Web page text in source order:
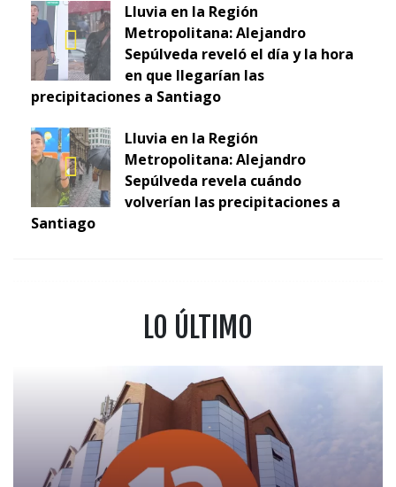
Lluvia en la Región
Metropolitana: Alejandro
Sepúlveda reveló el día y la hora
en que llegarían las
precipitaciones a Santiago
Lluvia en la Región
Metropolitana: Alejandro
Sepúlveda revela cuándo
volverían las precipitaciones a
Santiago
LO ÚLTIMO